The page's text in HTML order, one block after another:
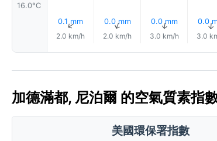
16.0°C
0.1 mm
↑
2.0 km/h
0.0 mm
↑
2.0 km/h
0.0 mm
↑
3.0 km/h
0.0↑
3.0
加德滿都, 尼泊爾 的空氣質素指
美國環保署指數